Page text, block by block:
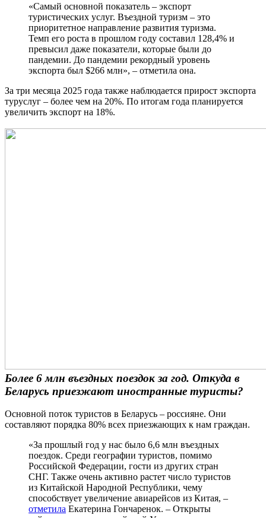
«Самый основной показатель – экспорт
туристических услуг. Въездной туризм – это
приоритетное направление развития туризма.
Темп его роста в прошлом году составил 128,4% и
превысил даже показатели, которые были до
пандемии. До пандемии рекордный уровень
экспорта был $266 млн», – отметила она.
За три месяца 2025 года также наблюдается прирост экспорта
туруслуг – более чем на 20%. По итогам года планируется
увеличить экспорт на 18%.
Более 6 млн въездных поездок за год. Откуда в
Беларусь приезжают иностранные туристы?
Основной поток туристов в Беларусь – россияне. Они
составляют порядка 80% всех приезжающих к нам граждан.
«За прошлый год у нас было 6,6 млн въездных
поездок. Среди географии туристов, помимо
Российской Федерации, гости из других стран
СНГ. Также очень активно растет число туристов
из Китайской Народной Республики, чему
способствует увеличение авиарейсов из Китая, –
отметила Екатерина Гончаренок. – Открыты